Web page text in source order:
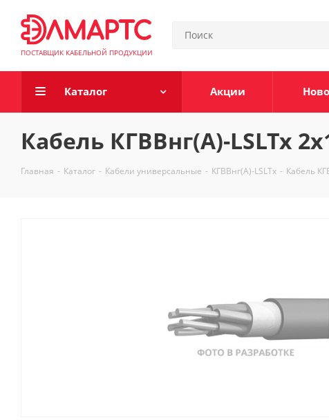
ПОСТАВЩИК КАБЕЛЬНОЙ ПРОДУКЦИИ
Каталог Акции
Кабель КГВВнг(А)-LSLTx
Главная - Каталог - Кабели универсальные - КГВВнг(А)-LSLTx - Кабель